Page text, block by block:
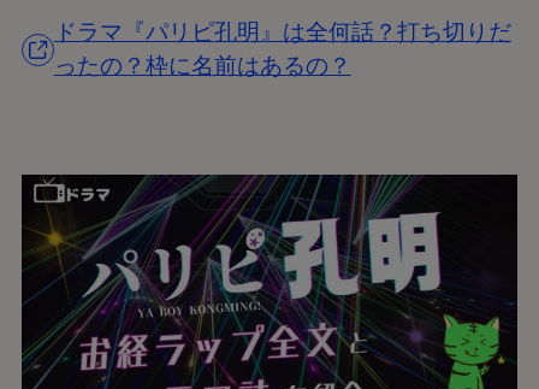
ドラマ『パリピ孔明』は全何話？打ち切りだ
ったの？枠に名前はあるの？